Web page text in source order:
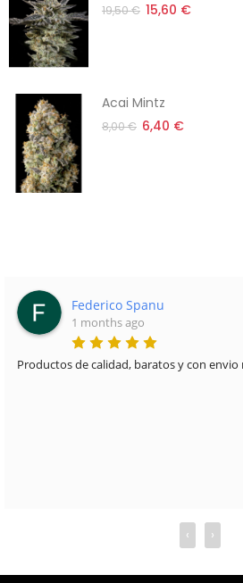
19,50 € 15,60 €
Acai Mintz
8,00 € 6,40 €
Joan Townsend...
6 months ago
Muy buena experiencia. Gran variedad de
‹ ›